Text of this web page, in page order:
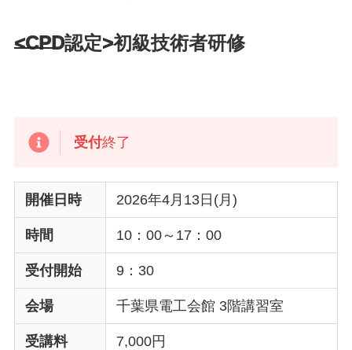
<CPD認定>初級技術者研修
受付終了
開催日時 2026年4月13日(月)
時間 10：00～17：00
受付開始 9：30
会場 千葉県電工会館 3階講習室
受講料
7,000円